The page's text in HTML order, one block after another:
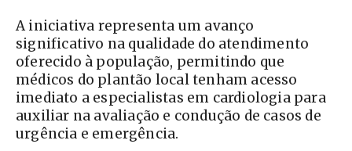
A iniciativa representa um avanço
significativo na qualidade do atendimento
oferecido à população, permitindo que
médicos do plantão local tenham acesso
imediato a especialistas em cardiologia para
auxiliar na avaliação e condução de casos de
urgência e emergência.